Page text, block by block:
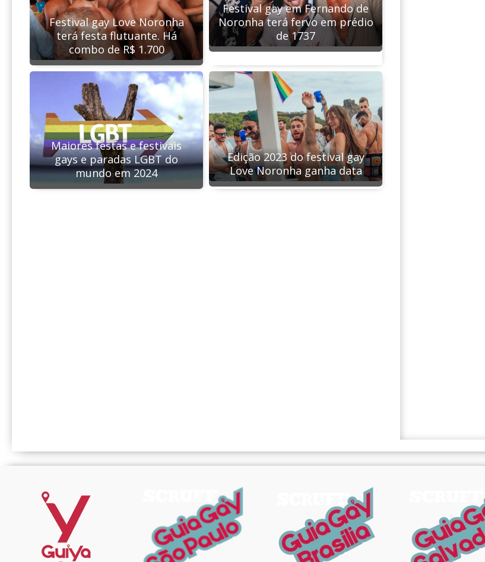
Festival gay Love Noronha
terá festa flutuante. Há
combo de R$ 1.700
Festival gay em Fernando de
Noronha terá fervo em prédio
de 1737
Maiores festas e festivais
gays e paradas LGBT do
mundo em 2024
Edição 2023 do festival gay
Love Noronha ganha data